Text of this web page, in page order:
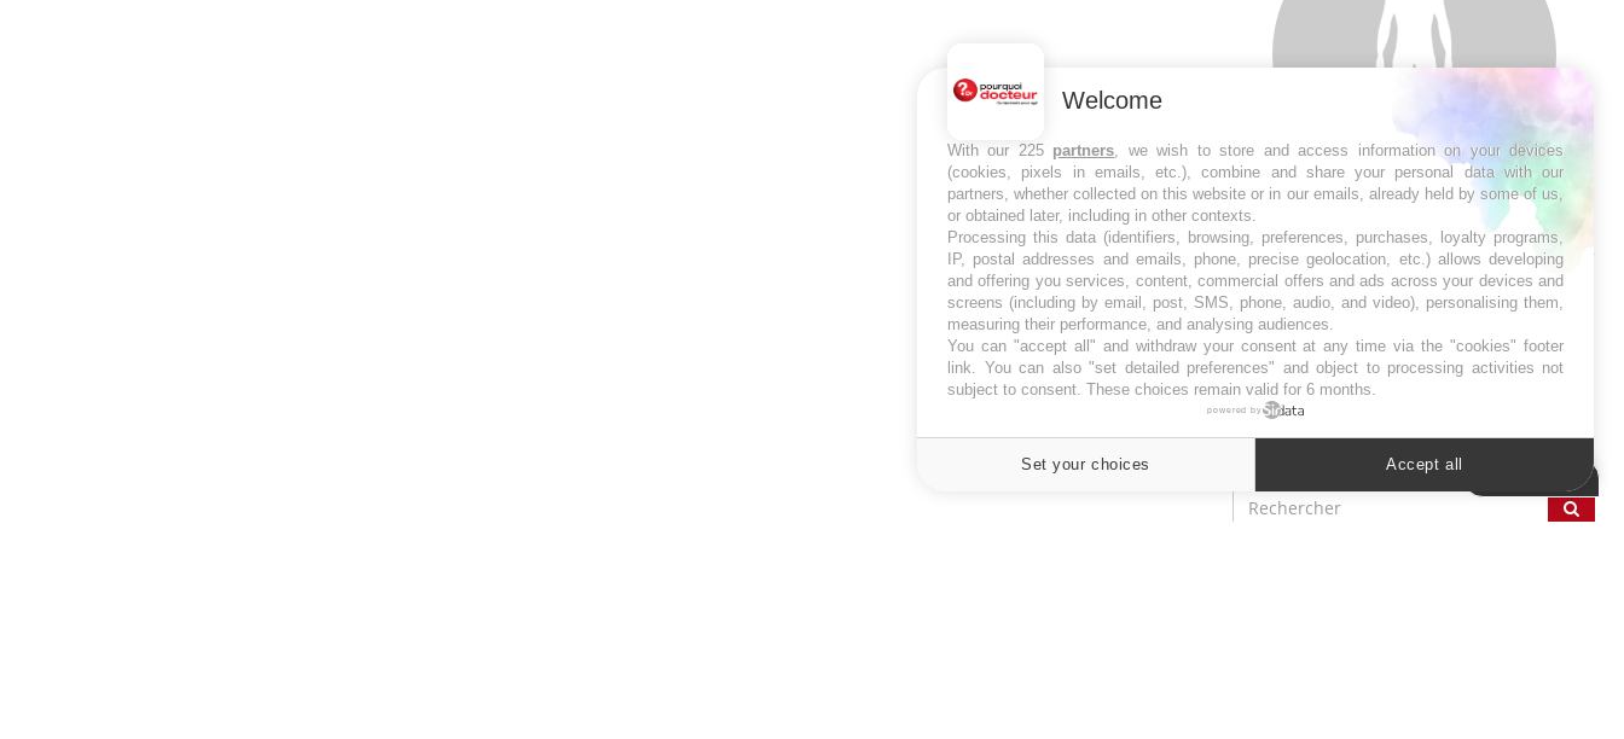
SYMPTÔMES
Douleurs de l’avant-pied :
des métatarsalgies à 90 %
bucco-dentaire
Welcome
With our 225 partners, we wish to store and access information on your devices
(cookies, pixels in emails, etc.), combine and share your personal data with our
partners, whether collected on this website or in our emails, already held by some of us,
or obtained later, including in other contexts.
Processing this data (identifiers, browsing, preferences, purchases, loyalty programs,
IP, postal addresses and emails, phone, precise geolocation, etc.) allows developing
and offering you services, content, commercial offers and ads across your devices and
screens (including by email, post, SMS, phone, audio, and video), personalising them,
measuring their performance, and analysing audiences.
You can "accept all" and withdraw your consent at any time via the "cookies" footer
link. You can also "set detailed preferences" and object to processing activities not
subject to consent. These choices remain valid for 6 months.
powered by
Set your choices Accept all